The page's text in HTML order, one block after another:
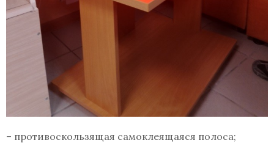
– противоскользящая самоклеящаяся полоса;